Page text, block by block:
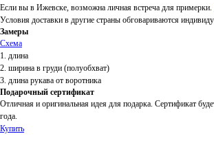
Если вы в Ижевске, возможна личная встреча для примерки.
Условия доставки в другие страны обговариваются
Замеры
Схема
1. длина
2. ширина в груди (полуобхват)
3. длина рукава от воротника
Подарочный сертификат
Отличная и оригинальная идея для подарка. Сертификат
года.
Купить